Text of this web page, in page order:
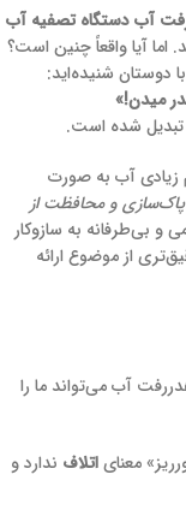
آب دستگاه تصفیه آب
اما آیا واقعاً چنین است؟
دوستان شنیده‌اید:
میدن!»
تبدیل شده است.
زیادی آب به صورت
پاک‌سازی و محافظت از
و بی‌طرفانه به سازوکار
از موضوع ارائه
آب می‌تواند ما را
معنایاتلاف ندارد و